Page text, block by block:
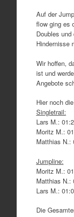
Auf der
flow ging es
Doubles
Hindernisse
Wir hoffen,
ist und
Angebote
Hier noch
Singletrail:
Lars M.:
Moritz M.:
Matthias N.:
Jumpline:
Moritz M.:
Matthias N.:
Lars M.:
Die